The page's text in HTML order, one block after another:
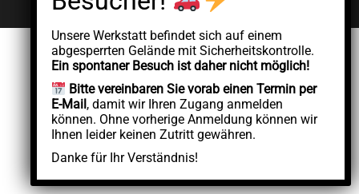
Unsere Werkstatt befindet sich auf einem
abgesperrten Gelände mit Sicherheitskontrolle.
Ein spontaner Besuch ist daher nicht möglich!
Bitte vereinbaren Sie vorab einen Termin per
E-Mail, damit wir Ihren Zugang anmelden
können. Ohne vorherige Anmeldung können wir
Ihnen leider keinen Zutritt gewähren.
Danke für Ihr Verständnis!